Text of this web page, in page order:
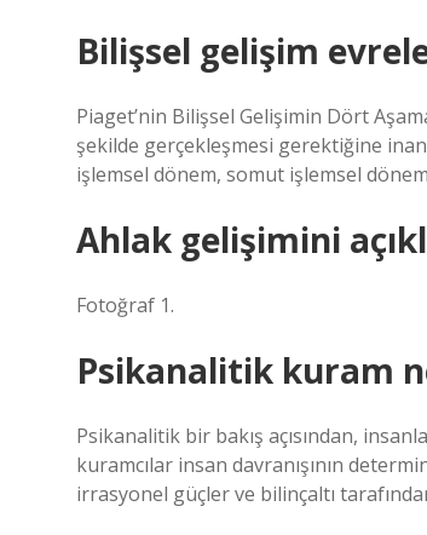
Bilişsel gelişim
Piaget’nin Bilişsel Gelişimin Dört
şekilde gerçekleşmesi gerektiğine
işlemsel dönem, somut işlemsel
Ahlak gelişimini
Fotoğraf 1.
Psikanalitik kuram
Psikanalitik bir bakış açısından,
kuramcılar insan davranışının
irrasyonel güçler ve bilinçaltı